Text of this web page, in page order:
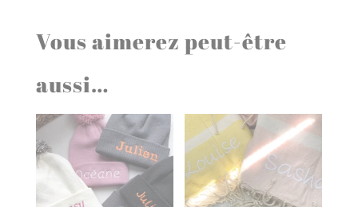
Vous aimerez peut-être
aussi…